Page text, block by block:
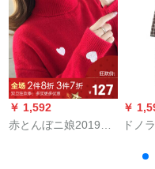
￥ 1,592
赤とんぼニ娘2019秋
￥
ドノ
纹つ